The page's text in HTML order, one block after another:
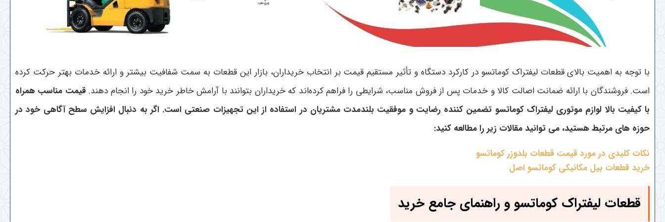
با توجه به اهمیت بالای قطعات لیفتراک کوماتسو در کارکرد دستگاه و تأثیر مستقیم قیمت بر انتخاب خریداران، بازار این قطعات به سمت شفافیت بیشتر و ارائه خدمات بهتر حرکت کرده
است. فروشندگان با ارائه ضمانت اصالت کالا و خدمات پس از فروش مناسب، شرایطی را فراهم کرده‌اند که خریداران بتوانند با آرامش خاطر خرید خود را انجام دهند. قیمت مناسب همراه
با کیفیت بالا لوازم موتوری لیفتراک کوماتسو تضمین کننده رضایت و موفقیت بلندمدت مشتریان در استفاده از این تجهیزات صنعتی است. اگر به دنبال افزایش سطح آگاهی خود در
حوزه های مرتبط هستید، می توانید مقالات زیر را مطالعه کنید:
نکات کلیدی در مورد قیمت قطعات بلدوزر کوماتسو
خرید قطعات بیل مکانیکی کوماتسو اصل
قطعات لیفتراک کوماتسو و راهنمای جامع خرید